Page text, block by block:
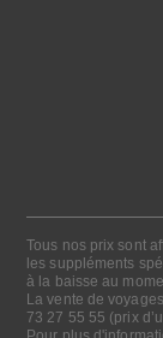
Tous nos prix sont
les suppléments
à la baisse au
La vente de
73 27 55 55 (prix